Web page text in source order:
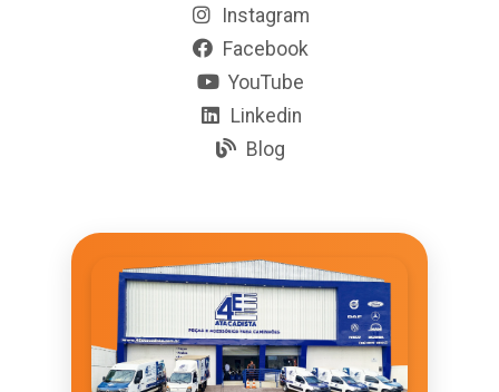
Instagram
Facebook
YouTube
Linkedin
Blog